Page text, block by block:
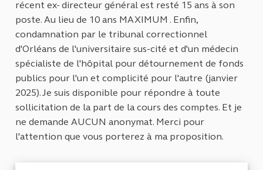
récent ex- directeur général est resté 15 ans à son
poste. Au lieu de 10 ans MAXIMUM . Enfin,
condamnation par le tribunal correctionnel
d'Orléans de l'universitaire sus-cité et d'un médecin
spécialiste de l'hôpital pour détournement de fonds
publics pour l'un et complicité pour l'autre (janvier
2025). Je suis disponible pour répondre à toute
sollicitation de la part de la cours des comptes. Et je
ne demande AUCUN anonymat. Merci pour
l'attention que vous porterez à ma proposition.